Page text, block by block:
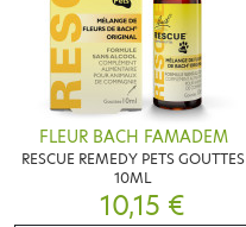
FLEUR BACH FAMADEM
RESCUE REMEDY PETS GOUTTES
10ML
10,15 €